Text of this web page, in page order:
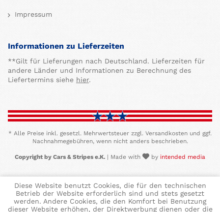
Impressum
Informationen zu Lieferzeiten
**Gilt für Lieferungen nach Deutschland. Lieferzeiten für
andere Länder und Informationen zu Berechnung des
Liefertermins siehe hier.
* Alle Preise inkl. gesetzl. Mehrwertsteuer zzgl. Versandkosten und ggf.
Nachnahmegebühren, wenn nicht anders beschrieben.
Copyright by Cars & Stripes e.K. | Made with by intended media
Diese Website benutzt Cookies, die für den technischen
Betrieb der Website erforderlich sind und stets gesetzt
werden. Andere Cookies, die den Komfort bei Benutzung
dieser Website erhöhen, der Direktwerbung dienen oder die